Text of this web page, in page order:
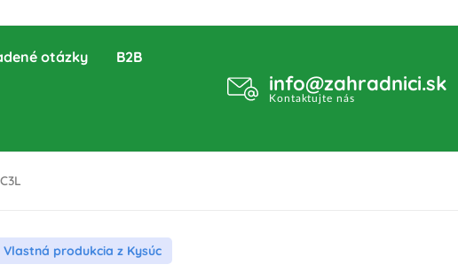
otázky B2B
info@zahradnici.sk
Kontaktujte nás
Vlastná produkcia z Kysúc